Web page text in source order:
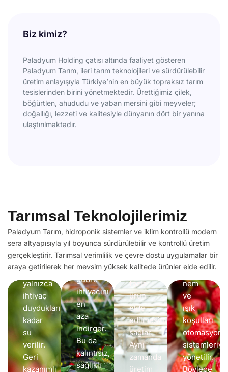
Biz kimiz?
Paladyum Holding çatısı altında faaliyet gösteren
Paladyum Tarım, ileri tarım teknolojileri ve sürdürülebilir
üretim anlayışıyla Türkiye’nin en büyük topraksız tarım
tesislerinden birini yönetmektedir. Ürettiğimiz çilek,
böğürtlen, ahududu ve yaban mersini gibi meyveler;
doğallığı, lezzeti ve kalitesiyle dünyanın dört bir yanına
ulaştırılmaktadır.
Tarımsal Teknolojilerimiz
Paladyum Tarım, hidroponik sistemler ve iklim kontrollü modern
sera altyapısıyla yıl boyunca sürdürülebilir ve kontrollü üretim
gerçekleştirir. Tarımsal verimlilik ve çevre dostu uygulamalar bir
araya getirilerek her mevsim yüksek kalitede ürünler elde edilir.
Tasarruf
Hidroponik
sistemler
sayesinde
bitkilere
yalnızca
ihtiyaç
duydukları
kadar
su
verilir.
Geri
kazanımlı
Minimum
yetiştirilmesi;
pestisit,
fungusit
ve
kimyasal
gübre
ihtiyacını
en
aza
indirger.
Bu da
kalıntısız,
sağlıklı
Yüksek
yöntemlere
kıyasla
aynı
alandan
çok
daha
fazla
ürün
elde
edilmesini
sağlar.
Aynı
zamanda
üretim
ile
Üretim
sıcaklık,
nem
ve
ışık
koşulları
otomasyon
yönetilir.
Böylece